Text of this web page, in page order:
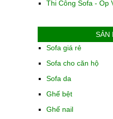
Thi Công Sofa - Ốp
SẢN
Sofa giá rẻ
Sofa cho căn hộ
Sofa da
Ghế bệt
Ghế nail